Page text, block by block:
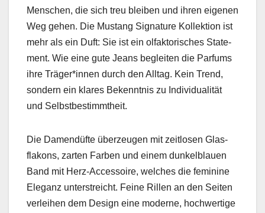
Men­schen, die sich treu bleiben und ihren eige­nen
Weg gehen. Die Mus­tang Sig­na­ture Kollek­tion ist
mehr als ein Duft: Sie ist ein olfak­torisches State­
ment. Wie eine gute Jeans begleit­en die Par­fums
ihre Träger*innen durch den All­t­ag. Kein Trend,
son­dern ein klares Beken­nt­nis zu Indi­vid­u­al­ität
und Selb­st­bes­timmtheit.
Die Damendüfte überzeu­gen mit zeit­losen Glas­
flakons, zarten Far­ben und einem dunkel­blauen
Band mit Herz-Acces­soire, welch­es die fem­i­nine
Ele­ganz unter­stre­icht. Feine Rillen an den Seit­en
ver­lei­hen dem Design eine mod­erne, hochw­er­tige